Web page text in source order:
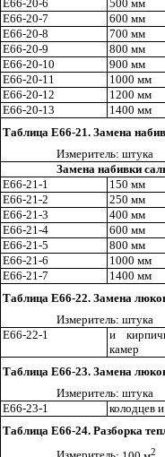
Е66-20-6 500 мм
Е66-20-7
600 мм
Е66-20-8
700 мм
Е66-20-9 800 мм
E66-20-10 900 мм
Е66-20-11 1000 мм
Е66-20-12 1200 мм
Е66-20-13
1400 мм
Таблица Е66-21. Замена
Измеритель: штука
Замена набивки
Е66-21-1
150 мм
Е66-21-2 250 мм
Е66-21-3
400 мм
Е66-21-4
600 мм
Е66-21-5
800 мм
Е66-21-6
1000 мм
Е66-21-7
1400 мм
Таблица Е66-22. Замена
Измеритель: штука
Е66-22-1
и
камер
Таблица Е66-23. Замена
Измеритель: штука
Е66-23-1
колодцев
Таблица Е66-24. Разборка
2